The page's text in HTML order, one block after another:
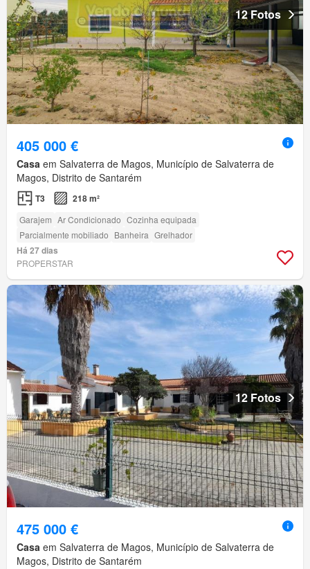
12 Fotos
405 000 €
Casa em Salvaterra de Magos, Município de Salvaterra de
Magos, Distrito de Santarém
T3 218 m²
Garajem Ar Condicionado Cozinha equipada
Parcialmente mobiliado Banheira Grelhador
Há 27 dias
PROPERSTAR
12 Fotos
475 000 €
Casa em Salvaterra de Magos, Município de Salvaterra de
Magos, Distrito de Santarém